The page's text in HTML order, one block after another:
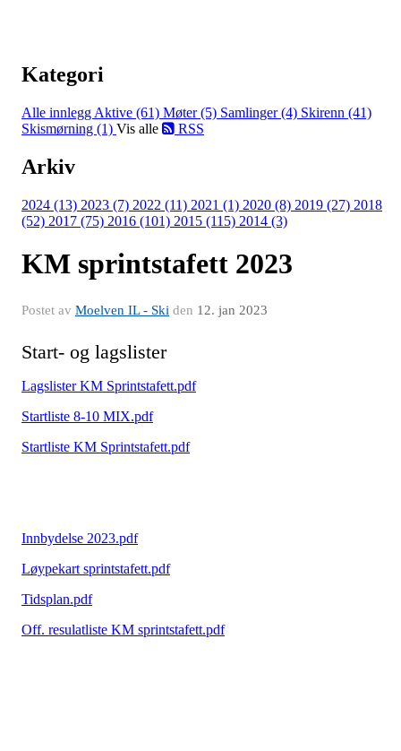
Kategori
Alle innlegg Aktive (61) Møter (5) Samlinger (4) Skirenn (41)
Skismørning (1) Vis alle RSS
Arkiv
2024 (13) 2023 (7) 2022 (11) 2021 (1) 2020 (8) 2019 (27) 2018
(52) 2017 (75) 2016 (101) 2015 (115) 2014 (3)
KM sprintstafett 2023
Postet av Moelven IL - Ski den 12. jan 2023
Start- og lagslister
Lagslister KM Sprintstafett.pdf
Startliste 8-10 MIX.pdf
Startliste KM Sprintstafett.pdf
Innbydelse 2023.pdf
Løypekart sprintstafett.pdf
Tidsplan.pdf
Off. resulatliste KM sprintstafett.pdf